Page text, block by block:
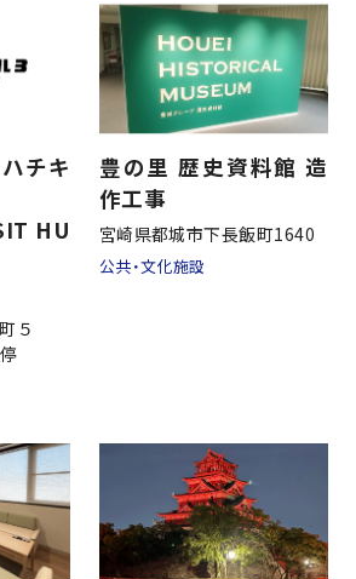
お問い合わせ
チキ
HU
５
豊の里 歴史資料館 造
作工事
宮崎県都城市下長飯町1640
公共・文化施設